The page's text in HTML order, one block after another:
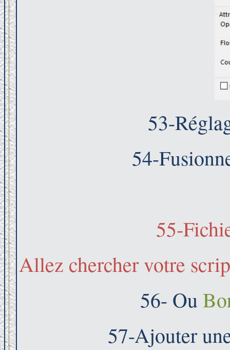
53-
54-
55-
Allez chercher votre
56- Ou
57-Ajouter